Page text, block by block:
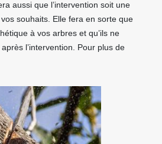
aussi que l’intervention soit une
souhaits. Elle fera en sorte que
à vos arbres et qu’ils ne
l’intervention. Pour plus de